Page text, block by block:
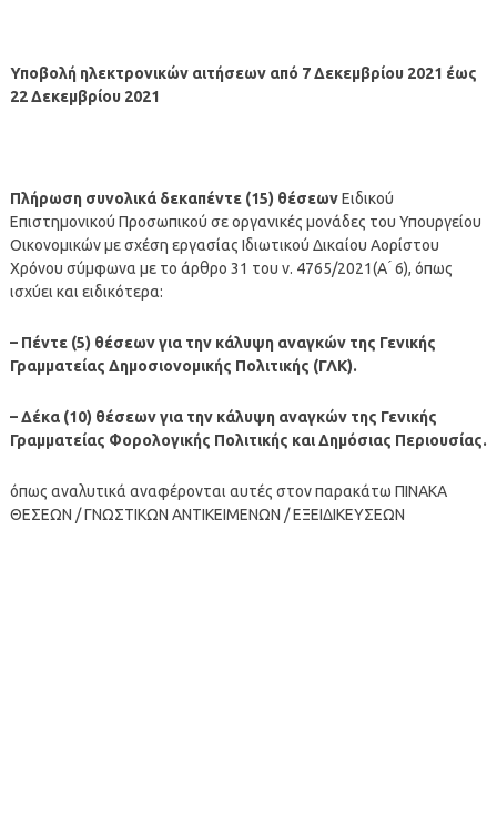
Υποβολή ηλεκτρονικών αιτήσεων από 7 Δεκεμβρίου 2021 έως
22 Δεκεμβρίου 2021
Πλήρωση συνολικά δεκαπέντε (15) θέσεωνΕιδικού
Επιστημονικού Προσωπικού σε οργανικές μονάδες του Υπουργείου
Οικονομικών με σχέση εργασίας Ιδιωτικού Δικαίου Αορίστου
Χρόνου σύμφωνα με το άρθρο 31 του ν. 4765/2021(Α ́ 6), όπως
ισχύει και ειδικότερα:
– Πέντε (5) θέσεων για την κάλυψη αναγκών της Γενικής
Γραμματείας Δημοσιονομικής Πολιτικής (ΓΛΚ).
– Δέκα (10) θέσεων για την κάλυψη αναγκών της Γενικής
Γραμματείας Φορολογικής Πολιτικής και Δημόσιας Περιουσίας.
όπως αναλυτικά αναφέρονται αυτές στον παρακάτω ΠΙΝΑΚΑ
ΘΕΣΕΩΝ / ΓΝΩΣΤΙΚΩΝ ΑΝΤΙΚΕΙΜΕΝΩΝ / ΕΞΕΙΔΙΚΕΥΣΕΩΝ